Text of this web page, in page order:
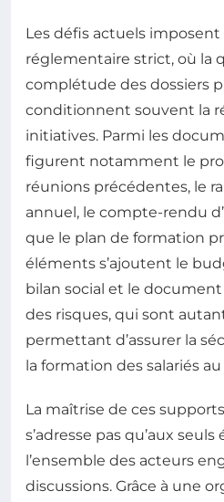
Les défis actuels imposent
réglementaire strict, où la
complétude des dossiers
conditionnent souvent la
initiatives. Parmi les
figurent notamment le
réunions précédentes, le
annuel, le compte-rendu
que le plan de formation
éléments s’ajoutent le
bilan social et le
des risques, qui sont
permettant d’assurer la
la formation des salariés
La maîtrise de ces
s’adresse pas qu’aux
l’ensemble des acteurs
discussions. Grâce à une